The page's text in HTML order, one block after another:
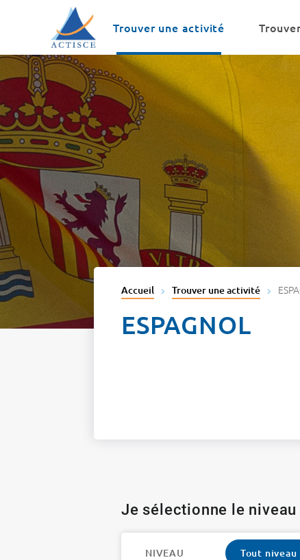
Trouver une activité
Accueil Trouver une activité
ESPAGNOL
Je sélectionne le
NIVEAU Tout niveau